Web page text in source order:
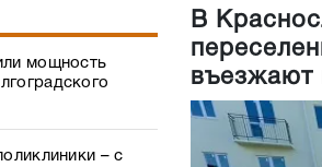
мощность
– с
В
въезжают